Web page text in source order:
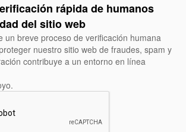
rápida de humanos
del sitio web
un breve proceso de verificación humana
nuestro sitio web de fraudes, spam y
contribuye a un entorno en línea